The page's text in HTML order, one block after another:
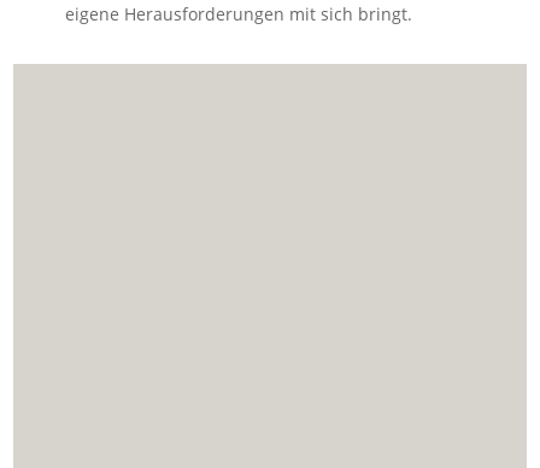
eigene Herausforderungen mit sich bringt.